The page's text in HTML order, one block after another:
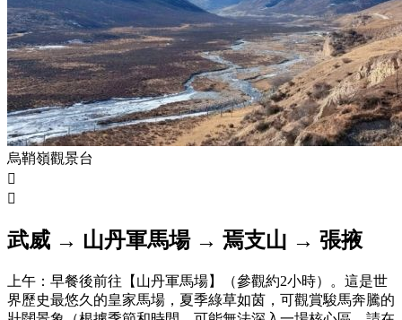
烏鞘嶺觀景台


武威 → 山丹軍馬場 → 焉支山 → 張掖
上午：早餐後前往【山丹軍馬場】（參觀約2小時）。這是世
界歷史最悠久的皇家馬場，夏季綠草如茵，可觀賞駿馬奔騰的